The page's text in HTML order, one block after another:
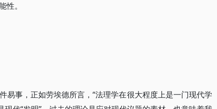
。
易事，正如劳埃德所言，“法理学在很大程度上是一门现代学